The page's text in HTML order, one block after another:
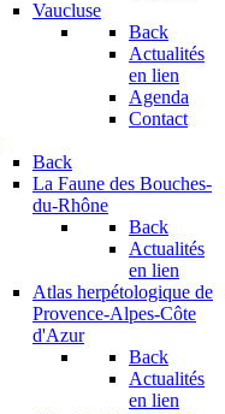
Vaucluse
Back
Actualités
en lien
Agenda
Contact
Back
La Faune des Bouches-
du-Rhône
Back
Actualités
en lien
Atlas herpétologique de
Provence-Alpes-Côte
d'Azur
Back
Actualités
en lien